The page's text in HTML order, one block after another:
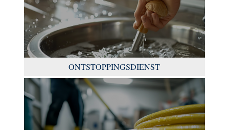
ONTSTOPPINGSDIENST